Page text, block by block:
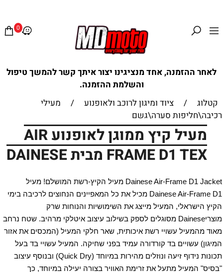
0
לאחר ההזמנה, אחד מנציגינו יצור איתך קשר להמשך טיפול
והשלמת ההזמנה.
קטלוג
/ ציוד ומיגון לרוכב ולאופנוע /
מעילי
רכיבה\חליפות סערה\גשם
מעיל קיץ ממוגן לאופנוע AIR
FRAME D1 TEX מבית DAINESE